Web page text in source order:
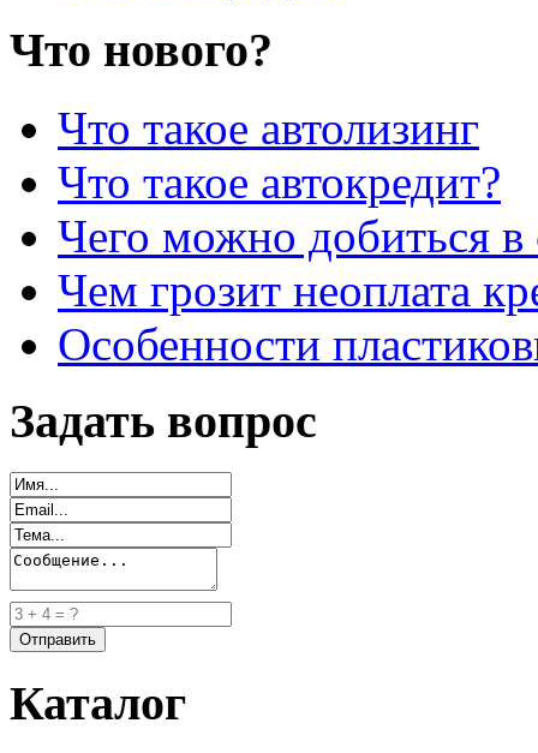
Что нового?
Что такое автолизинг
Что такое автокредит?
Чего можно добиться в
Чем грозит неоплата
Особенности
Задать вопрос
Каталог